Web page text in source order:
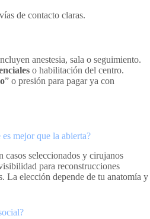
de contacto claras.
anestesia, sala o seguimiento.
o habilitación del centro.
” o presión para pagar ya con
mejor que la abierta?
casos seleccionados y cirujanos
para reconstrucciones
La elección depende de tu anatomía y